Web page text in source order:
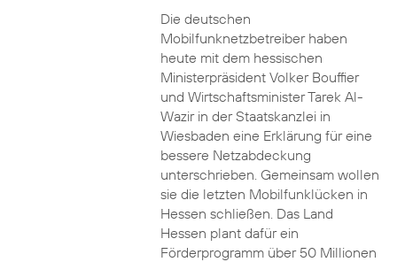
Die deutschen
Mobilfunknetzbetreiber haben
heute mit dem hessischen
Ministerpräsident Volker Bouffier
und Wirtschaftsminister Tarek Al-
Wazir in der Staatskanzlei in
Wiesbaden eine Erklärung für eine
bessere Netzabdeckung
unterschrieben. Gemeinsam wollen
sie die letzten Mobilfunklücken in
Hessen schließen. Das Land
Hessen plant dafür ein
Förderprogramm über 50 Millionen